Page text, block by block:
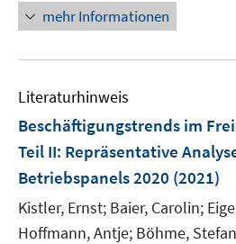
e
n
n
e
u
m
F
e
n
s
t
e
mehr Informationen
Literaturhinweis
Beschäftigungstrends im
Teil II: Repräsentative
Betriebspanels 2020 (2021)
Kistler, Ernst; Baier, Carolin;
Hoffmann, Antje; Böhme,